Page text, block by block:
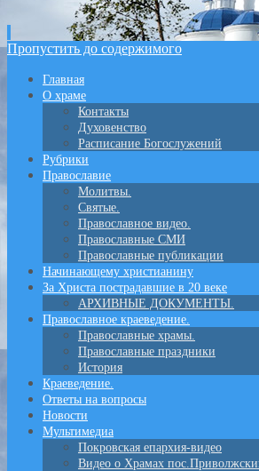
Пропустить до содержимого
Главная
О храме
Контакты
Духовенство
Расписание Богослужений
Рубрики
Православие
Молитвы.
Святые.
Православное видео.
Православные СМИ
Православные публикации
Начинающему христианину
За Христа пострадавшие в 20 веке
АРХИВНЫЕ ДОКУМЕНТЫ.
Православное краеведение.
Православные храмы.
Православные праздники
История
Краеведение.
Ответы на вопросы
Новости
Мультимедиа
Покровская епархия-видео
Видео о Храмах